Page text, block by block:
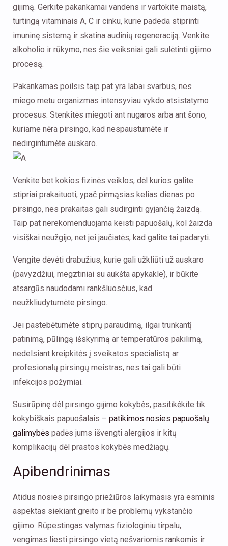
gijimą. Gerkite pakankamai vandens ir vartokite maistą,
turtingą vitaminais A, C ir cinku, kurie padeda stiprinti
imuninę sistemą ir skatina audinių regeneraciją. Venkite
alkoholio ir rūkymo, nes šie veiksniai gali sulėtinti gijimo
procesą.
Pakankamas poilsis taip pat yra labai svarbus, nes
miego metu organizmas intensyviau vykdo atsistatymo
procesus. Stenkitės miegoti ant nugaros arba ant šono,
kuriame nėra pirsingo, kad nespaustumėte ir
nedirgintumėte auskaro.
Venkite bet kokios fizinės veiklos, dėl kurios galite
stipriai prakaituoti, ypač pirmąsias kelias dienas po
pirsingo, nes prakaitas gali sudirginti gyjančią žaizdą.
Taip pat nerekomenduojama keisti papuošalų, kol žaizda
visiškai neužgijo, net jei jaučiatės, kad galite tai padaryti.
Vengite dėvėti drabužius, kurie gali užkliūti už auskaro
(pavyzdžiui, megztiniai su aukšta apykakle), ir būkite
atsargūs naudodami rankšluosčius, kad
neužkliudytumėte pirsingo.
Jei pastebėtumėte stiprų paraudimą, ilgai trunkantį
patinimą, pūlingą išskyrimą ar temperatūros pakilimą,
nedelsiant kreipkitės į sveikatos specialistą ar
profesionalų pirsingų meistras, nes tai gali būti
infekcijos požymiai.
Susirūpinę dėl pirsingo gijimo kokybės, pasitikėkite tik
kokybiškais papuošalais – patikimos nosies papuošalų
galimybės padės jums išvengti alergijos ir kitų
komplikacijų dėl prastos kokybės medžiagų.
Apibendrinimas
Atidus nosies pirsingo priežiūros laikymasis yra esminis
aspektas siekiant greito ir be problemų vykstančio
gijimo. Rūpestingas valymas fiziologiniu tirpalu,
vengimas liesti pirsingo vietą nešvariomis rankomis ir